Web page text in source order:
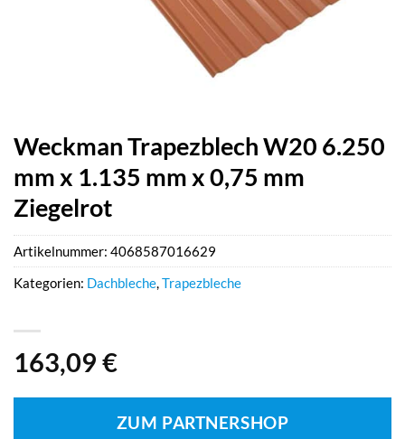
Weckman Trapezblech W20 6.250
mm x 1.135 mm x 0,75 mm
Ziegelrot
163,09 €
ZUM PARTNERSHOP
Artikelnummer: 4068587016629
Kategorien: Dachbleche,Trapezbleche